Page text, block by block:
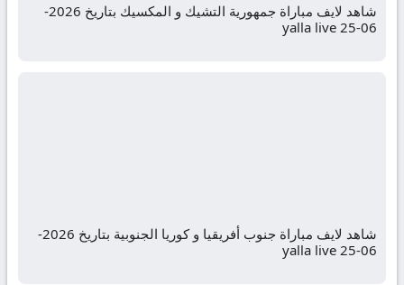
شاهد لايف مباراة جمهورية التشيك و المكسيك بتاريخ 2026-
06-25 yalla live
شاهد لايف مباراة جنوب أفريقيا و كوريا الجنوبية بتاريخ 2026-
06-25 yalla live